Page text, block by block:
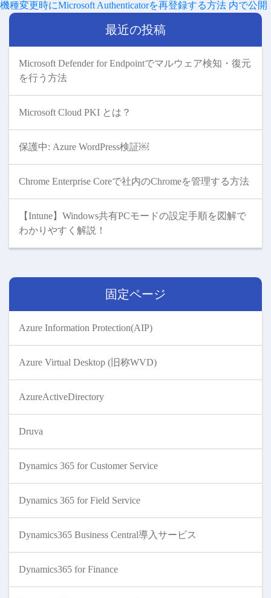
稿
日:
ル
ズ
投
機種変更時にMicrosoft Authenticatorを再登録する方法 内で公開
最近の投稿
Microsoft Defender for Endpointでマルウェア検知・復元
を行う方法
Microsoft Cloud PKI とは？
保護中: Azure WordPress検証￼
Chrome Enterprise Coreで社内のChromeを管理する方法
【Intune】Windows共有PCモードの設定手順を図解で
わかりやすく解説！
固定ページ
Azure Information Protection(AIP)
Azure Virtual Desktop (旧称WVD)
AzureActiveDirectory
Druva
Dynamics 365 for Customer Service
Dynamics 365 for Field Service
Dynamics365 Business Central導入サービス
Dynamics365 for Finance